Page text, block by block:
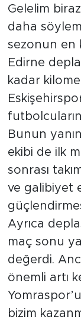
Gelelim
daha
sezonun en
Edirne
kadar
Bunun
ekibi de ilk
sonrası
ve galibiyet
Ayrıca
maç sonu
değerdi.
önemli artı
bizim